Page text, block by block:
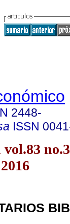
2448-
ISSN